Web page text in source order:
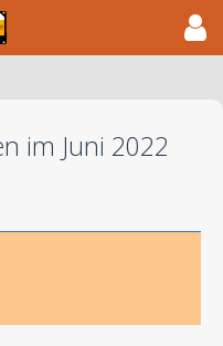
im Juni 2022